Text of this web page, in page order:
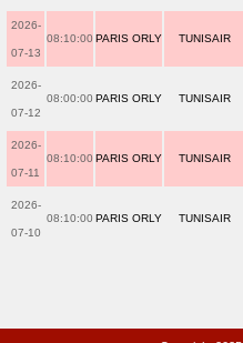
2026-
07-13
08:10:00 PARIS ORLY TUNISAIR
2026-
07-12
08:00:00 PARIS ORLY TUNISAIR
2026-
07-11
08:10:00 PARIS ORLY TUNISAIR
2026-
07-10
08:10:00 PARIS ORLY TUNISAIR